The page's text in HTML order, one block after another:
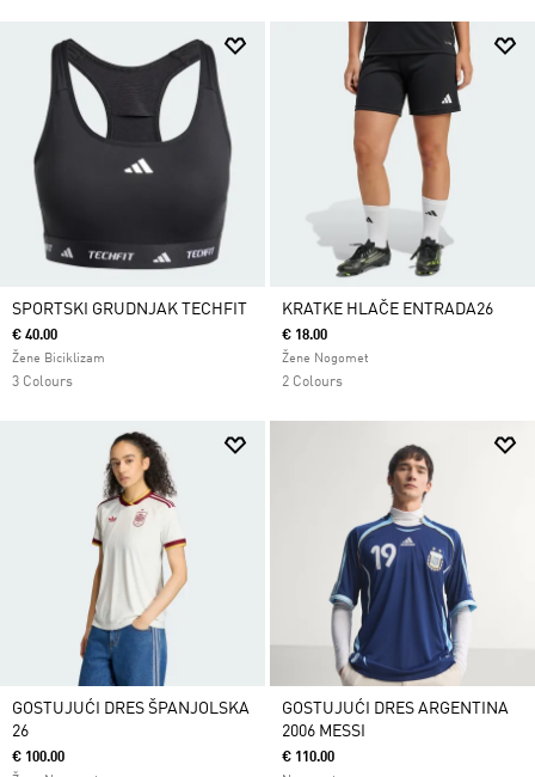
SPORTSKI GRUDNJAK TECHFIT
€ 40.00
Žene Biciklizam
3 Colours
KRATKE HLAČE ENTRADA26
€ 18.00
Žene Nogomet
2 Colours
GOSTUJUĆI DRES ŠPANJOLSKA
26
€ 100.00
GOSTUJUĆI DRES ARGENTINA
2006 MESSI
€ 110.00